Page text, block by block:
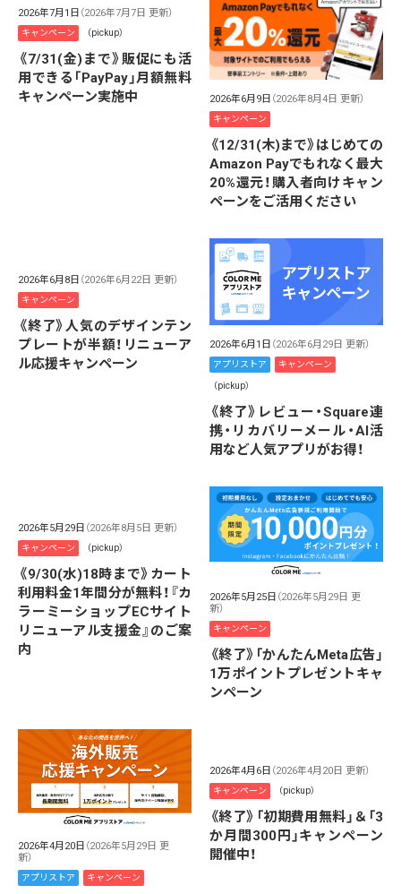
2026年7月1日 （2026年7月7日 更新）
キャンペーン （pickup）
《7/31(金)まで》販促にも活
用できる「PayPay」月額無料
キャンペーン実施中
2026年6月9日 （2026年8月4日 更新）
キャンペーン
《12/31(木)まで》はじめての
Amazon Payでもれなく最大
20%還元！購入者向けキャン
ペーンをご活用ください
2026年6月8日 （2026年6月22日 更新）
キャンペーン
《終了》人気のデザインテン
プレートが半額！リニューア
ル応援キャンペーン
2026年6月1日 （2026年6月29日 更新）
アプリストア キャンペーン
（pickup）
《終了》レビュー・Square連
携・リカバリーメール・AI活
用など人気アプリがお得！
2026年5月29日 （2026年8月5日 更新）
キャンペーン （pickup）
《9/30(水)18時まで》カート
利用料金1年間分が無料！『カ
ラーミーショップECサイト
リニューアル支援金』のご案
内
2026年5月25日 （2026年5月29日 更
新）
キャンペーン
《終了》「かんたんMeta広告」
1万ポイントプレゼントキャ
ンペーン
2026年4月20日 （2026年5月29日 更
新）
アプリストア キャンペーン
2026年4月6日 （2026年4月20日 更新）
キャンペーン （pickup）
《終了》「初期費用無料」＆「3
か月間300円」キャンペーン
開催中！